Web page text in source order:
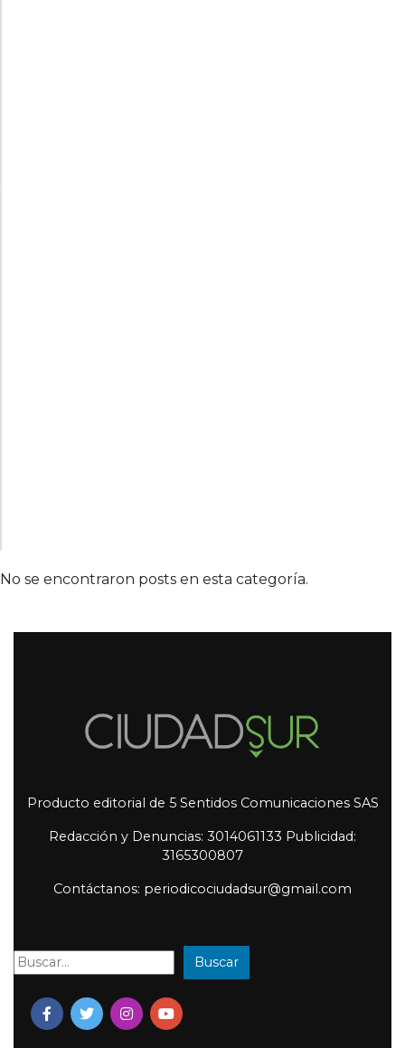
No se encontraron posts en esta categoría.
Producto editorial de 5 Sentidos Comunicaciones SAS
Redacción y Denuncias: 3014061133 Publicidad:
3165300807
Contáctanos: periodicociudadsur@gmail.com
Buscar: Buscar